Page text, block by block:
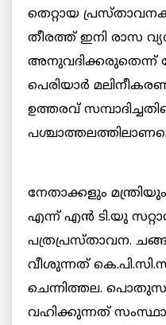
തെറ്റായ
തീരത്ത് ഇനി രാസ
അനുവദിക്കരുതെന്ന്
പെരിയാര്‍
ഉത്തരവ്
നേതാക്കളും
എന്ന്‍ എന്‍ ടി.യു
പത്രപ്രസ്താവന.
വീശുന്നത്
ചെന്നിത്തല.
വഹിക്കുന്നത്